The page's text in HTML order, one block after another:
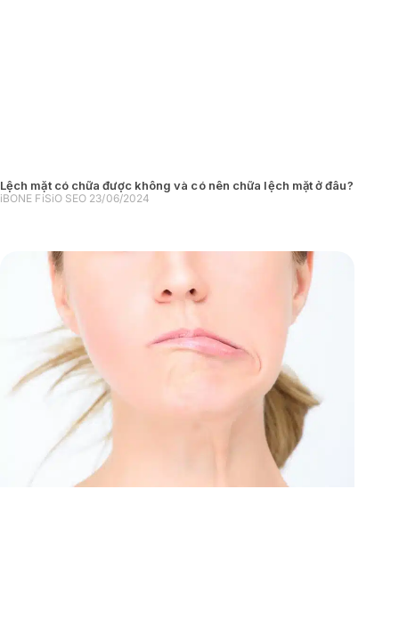
Lệch mặt có chữa được không và có nên chữa lệch mặt ở đâu?
iBONE FiSiO SEO 23/06/2024